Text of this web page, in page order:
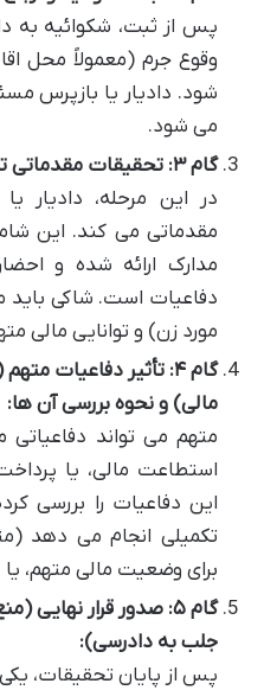
پس از ثبت، شکوائیه به
وقوع جرم (معمولاً محل
شود. دادیار یا بازپرس
می شود.
گام ۳: تحقیقات مقدماتی توسط دادیار یا بازپرس:
در این مرحله، دادیار
مقدماتی می کند. این
مدارک ارائه شده و
دفاعیات است. شاکی باید
مورد زن) و توانایی مالی
گام ۴: تأثیر دفاعیات
مالی) و نحوه بررسی آن ها:
متهم می تواند
استطاعت مالی، یا
این دفاعیات را بررسی
تکمیلی انجام می دهد
برای وضعیت مالی متهم،
گام ۵: صدور قرار
جلب به دادرسی):
پس از پایان تحقیقات،